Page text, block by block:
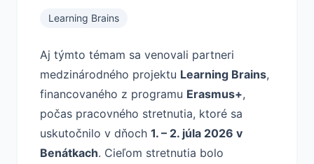
Learning Brains
Aj týmto témam sa venovali partneri
medzinárodného projektu Learning Brains,
financovaného z programu Erasmus+,
počas pracovného stretnutia, ktoré sa
uskutočnilo v dňoch 1. – 2. júla 2026 v
Benátkach. Cieľom stretnutia bolo